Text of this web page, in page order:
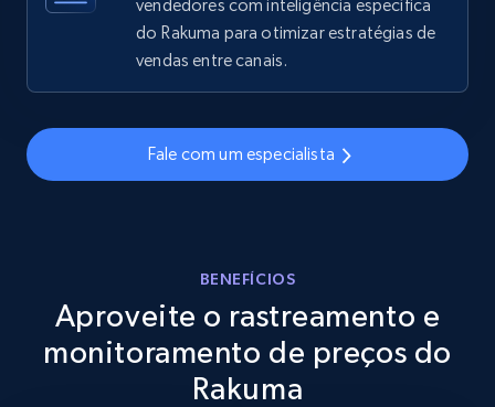
Amazon sellers info
URL, Product id, Title, Seller name, Seller rating,
Seller reviews, Breadcrumbs, Root category, and
more.
vendedores com inteligência específica
do Rakuma para otimizar estratégias de
vendas entre canais.
Fale com um especialista
BENEFÍCIOS
Aproveite o rastreamento e
monitoramento de preços do
Rakuma